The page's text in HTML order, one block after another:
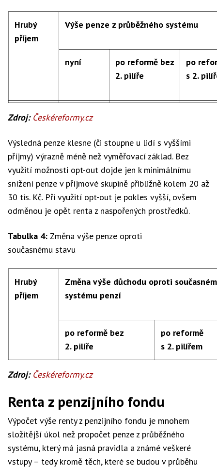
90 000 Kč 22 340 Kč 28 085 Kč 5
Hrubý
příjem
Výše penze z průběžného systému
nyní
po reformě bez
2. pilíře
po
s 2.
10 000 Kč 8 230 Kč
20 000 Kč 10 450 Kč 10 183 Kč
30 000 Kč 12 034 Kč 11 743 Kč 10 724
60 000 Kč 13 834 Kč 16 423 Kč
14 434 Kč 17 983 Kč 16 296
80 000 Kč 15 034 Kč
15 634 Kč
Zdroj: Českéreformy.cz
Výsledná penze klesne (či stoupne u lidí s vyššími
příjmy) výrazně méně než vyměřovací základ. Bez
využití možnosti opt-out dojde jen k minimálnímu
snížení penze v příjmové skupině přibližně kolem 20 až
30 tis. Kč. Při využití opt-out je pokles vyšší, ovšem
odměnou je opět renta z naspořených prostředků.
Tabulka 4: Změna výše penze oproti
současnému stavu
Hrubý
příjem
Změna výše důchodu oproti
systému penzí
po reformě bez
2. pilíře
po reformě
s 2. pilířem
20 000 Kč –267 Kč –1 119 Kč
30 000 Kč –291 Kč –1 310 Kč
Zdroj: Českéreformy.cz
Renta z penzijního fondu
Výpočet výše renty z penzijního fondu je mnohem
složitější úkol než propočet penze z průběžného
systému, který má jasná pravidla a známé veškeré
vstupy – tedy kromě těch, které se budou v průběhu